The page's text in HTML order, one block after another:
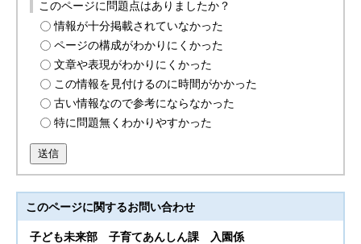
このページに問題点はありましたか？
情報が十分掲載されていなかった
ページの構成がわかりにくかった
文章や表現がわかりにくかった
この情報を見付けるのに時間がかかった
古い情報なので参考にならなかった
特に問題無くわかりやすかった
送信
このページに関するお問い合わせ
子ども未来部子育てあんしん課 入園係